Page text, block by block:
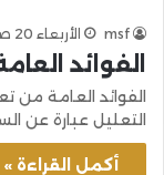
msf الأربعاء 20 صفر 1442هـ 7-10-2020م
الفوائد
الفوائد العامة من
التعليل عبارة عن
أكمل القراءة »